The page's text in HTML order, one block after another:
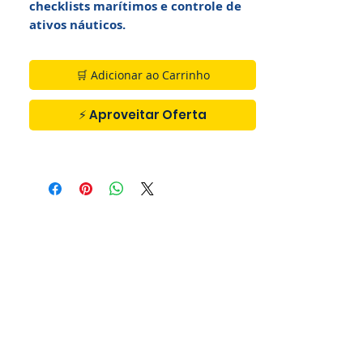
checklists marítimos e controle de
ativos náuticos.
🛒 Adicionar ao Carrinho
⚡ Aproveitar Oferta